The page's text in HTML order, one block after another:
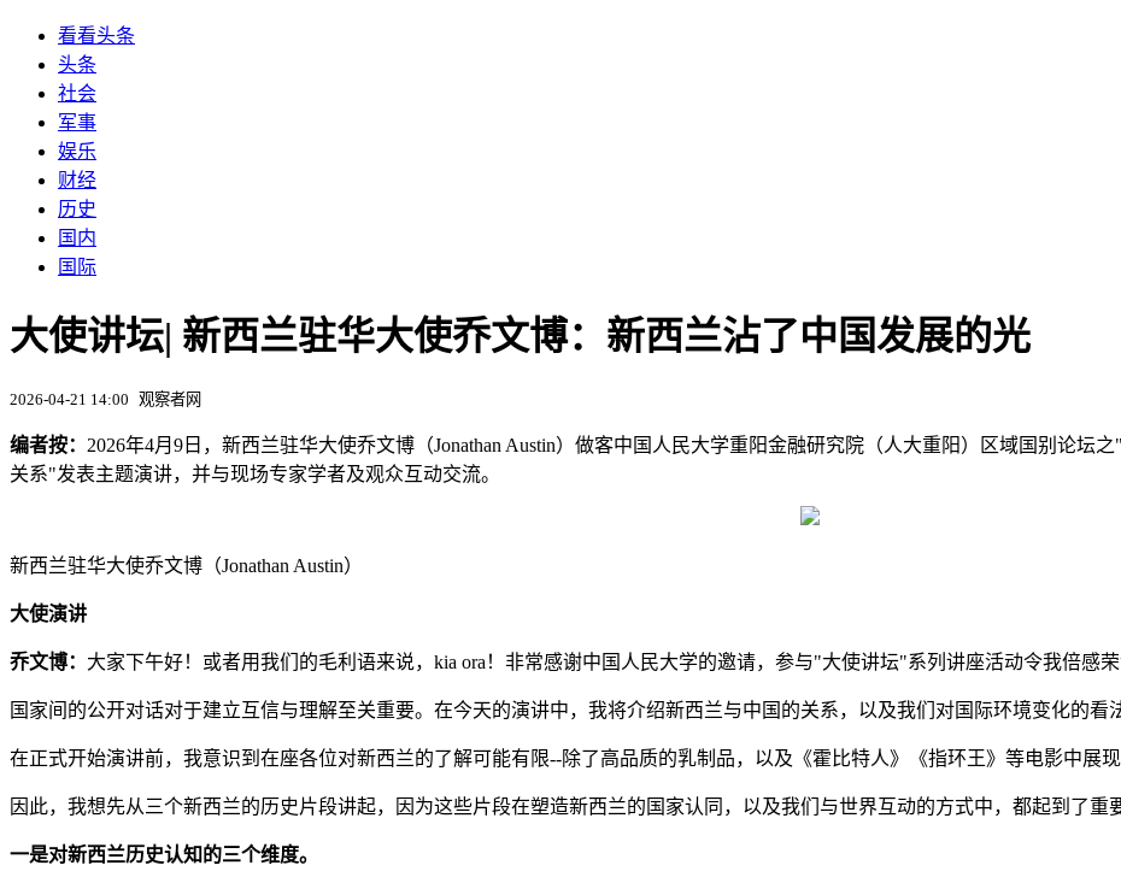
看看头条
头条
社会
军事
娱乐
财经
历史
国内
国际
大使讲坛| 新西兰驻华大使乔文博：新西兰沾了中国发展的光
2026-04-21 14:00 观察者网
编者按： 2026年4月9日，新西兰驻华大使乔文博（Jonathan Austin）做客中国人民大学重阳金融研究院（人大重阳）区域国别论
关系"发表主题演讲，并与现场专家学者及观众互动交流。
新西兰驻华大使乔文博（Jonathan Austin）
大使演讲
乔文博： 大家下午好！或者用我们的毛利语来说，kia ora！非常感谢中国人民大学的邀请，参与"大使讲坛"系列讲座活动令我倍感荣
国家间的公开对话对于建立互信与理解至关重要。在今天的演讲中，我将介绍新西兰与中国的关系，以及我们对国际环境变化的看
在正式开始演讲前，我意识到在座各位对新西兰的了解可能有限--除了高品质的乳制品，以及《霍比特人》《指环王》等电影中展
因此，我想先从三个新西兰的历史片段讲起，因为这些片段在塑造新西兰的国家认同，以及我们与世界互动的方式中，都起到了重
一是对新西兰历史认知的三个维度。